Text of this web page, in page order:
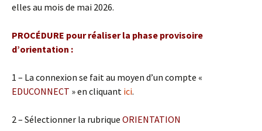
elles au mois de mai 2026.
PROCÉDURE pour réaliser la phase provisoire
d’orientation :
1 – La connexion se fait au moyen d’un compte «
EDUCONNECT » en cliquant ici.
2 – Sélectionner la rubrique ORIENTATION